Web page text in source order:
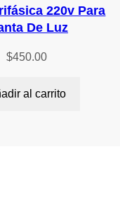
220v Para
De Luz
$450.00
al carrito